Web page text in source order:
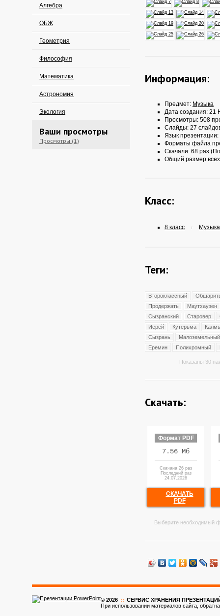
Алгебра
ОБЖ
Геометрия
Философия
Математика
Астрономия
Экология
Ваши просмотры
Просмотры (1)
Информация:
Предмет: Музыка
Дата создания: 21
Просмотры: 508
Слайды: 27
Язык презентации:
Форматы файла
Скачали: 68 раз
Общий размер
Класс:
8 класс /
Теги:
Второклассный
Продержать
Маутхаузен
Сызранский
Старовер
Иерей
Кутерьма
Сызрань
Малоземельный
Еремин
Полихромный
Показаны 30
Скачать:
Формат PDF
7.56 Мб
Скачана 26 раз
Последний раз
24.07.2026
СКАЧАТЬ
PDF
Выберите необходимый
© 2026 :: CЕРВИС ХРАНЕНИЯ ПРЕЗЕНТАЦИЙ
При использовании материалов сайта,